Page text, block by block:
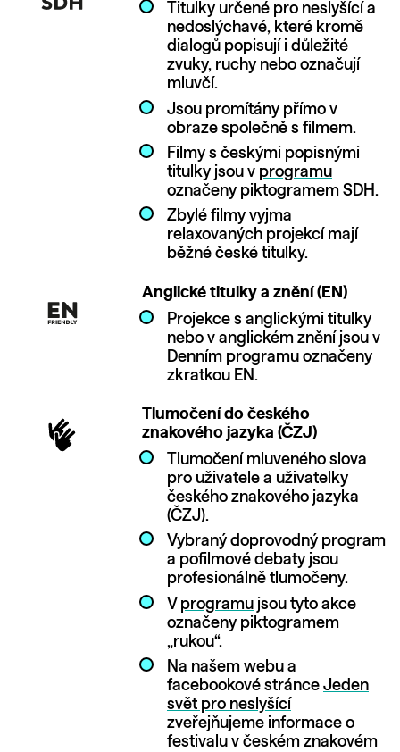
Titulky určené pro neslyšící a
nedoslýchavé, které kromě
dialogů popisují i důležité
zvuky, ruchy nebo označují
mluvčí.
Jsou promítány přímo v
obraze společně s filmem.
Filmy s českými popisnými
titulky jsou v programu
označeny piktogramem SDH.
Zbylé filmy vyjma
relaxovaných projekcí mají
běžné české titulky.
Anglické titulky a znění (EN)
Projekce s anglickými titulky
nebo v anglickém znění jsou v
Denním programuoznačeny
zkratkou EN.
Tlumočení do českého
znakového jazyka (ČZJ)
Tlumočení mluveného slova
pro uživatele a uživatelky
českého znakového jazyka
(ČZJ).
Vybraný doprovodný program
a pofilmové debaty jsou
profesionálně tlumočeny.
V programujsou tyto akce
označeny piktogramem
„rukou“.
Na našem webua
facebookové stránce Jeden
svět pro neslyšící
zveřejňujeme informace o
festivalu v českém znakovém